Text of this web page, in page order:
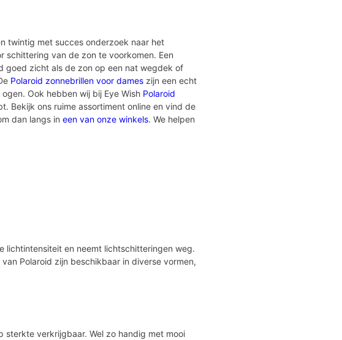
twintig met succes onderzoek naar het
schittering van de zon te voorkomen. Een
goed zicht als de zon op een nat wegdek of
Polaroid zonnebrillen voor dames zijn een echt
Ook hebben wij bij Eye Wish Polaroid
Bekijk ons ruime assortiment online en vind de
dan langs in een van onze winkels. We helpen
lichtintensiteit en neemt lichtschitteringen weg.
Polaroid zijn beschikbaar in diverse vormen,
sterkte verkrijgbaar. Wel zo handig met mooi